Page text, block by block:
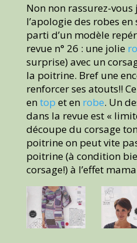
Non non rassurez-vous
l’apologie des robes
parti d’un modèle
revue n° 26 : une jolie
surprise) avec un
la poitrine. Bref une
renforcer ses atouts!!
entop et en robe. Un
dans la revue est «
découpe du corsage
poitrine on peut vite
poitrine (à condition
corsage!) à l’effet